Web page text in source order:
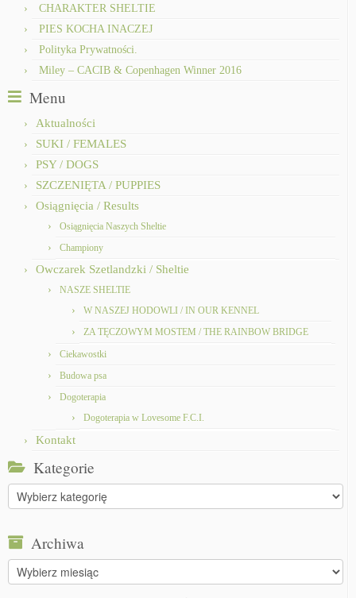
CHARAKTER SHELTIE
PIES KOCHA INACZEJ
Polityka Prywatności.
Miley – CACIB & Copenhagen Winner 2016
Menu
Aktualności
SUKI / FEMALES
PSY / DOGS
SZCZENIĘTA / PUPPIES
Osiągnięcia / Results
Osiągnięcia Naszych Sheltie
Championy
Owczarek Szetlandzki / Sheltie
NASZE SHELTIE
W NASZEJ HODOWLI / IN OUR KENNEL
ZA TĘCZOWYM MOSTEM / THE RAINBOW BRIDGE
Ciekawostki
Budowa psa
Dogoterapia
Dogoterapia w Lovesome F.C.I.
Kontakt
Kategorie
Kategorie
Archiwa
Archiwa